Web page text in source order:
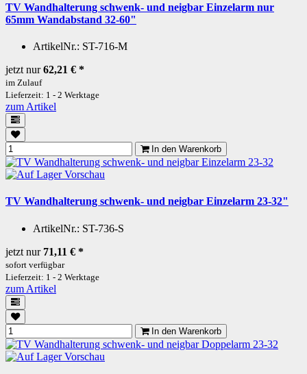
TV Wandhalterung schwenk- und neigbar Einzelarm nur
65mm Wandabstand 32-60"
ArtikelNr.: ST-716-M
jetzt nur62,21 € *
im Zulauf
Lieferzeit: 1 - 2 Werktage
zum Artikel
In den Warenkorb
Vorschau
TV Wandhalterung schwenk- und neigbar Einzelarm 23-32"
ArtikelNr.: ST-736-S
jetzt nur 71,11 € *
sofort verfügbar
Lieferzeit: 1 - 2 Werktage
zum Artikel
In den Warenkorb
Vorschau